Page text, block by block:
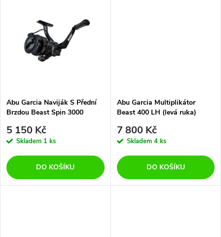
ů
Abu Garcia Naviják S Přední
Brzdou Beast Spin 3000
5 150 Kč
Skladem 1 ks
DO KOŠÍKU
Abu Garcia Multiplikátor
Beast 400 LH (levá ruka)
7 800 Kč
Skladem 4 ks
DO KOŠÍKU